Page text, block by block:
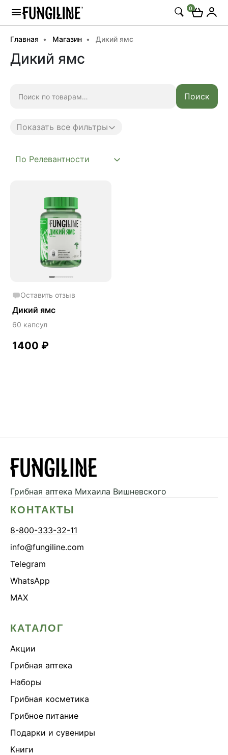
0
Главная Магазин Дикий ямс
Дикий ямс
Поиск
Показать все фильтры
Daily
Mushroom
Phyto
Premium
Solution
Антипаразит
Антистресс
Дикий ямс
Желчегонное
Женское здоровье
Зависимости
Защита печени
Зверобой
Здоровое пищеварение
Здоровые суставы
Здоровый микробиом
Здоровье легких
Здоровье почек
Йохимбе
Каштан конский
Китайский кордицепс
Оставить отзыв
Дикий ямс
60 капсул
1400 ₽
Грибная аптека Михаила Вишневского
КОНТАКТЫ
8-800-333-32-11
info@fungiline.com
Telegram
WhatsApp
MAX
КАТАЛОГ
Акции
Грибная аптека
Наборы
Грибная косметика
Грибное питание
Подарки и сувениры
Книги